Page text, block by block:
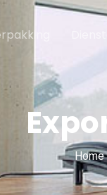
Home